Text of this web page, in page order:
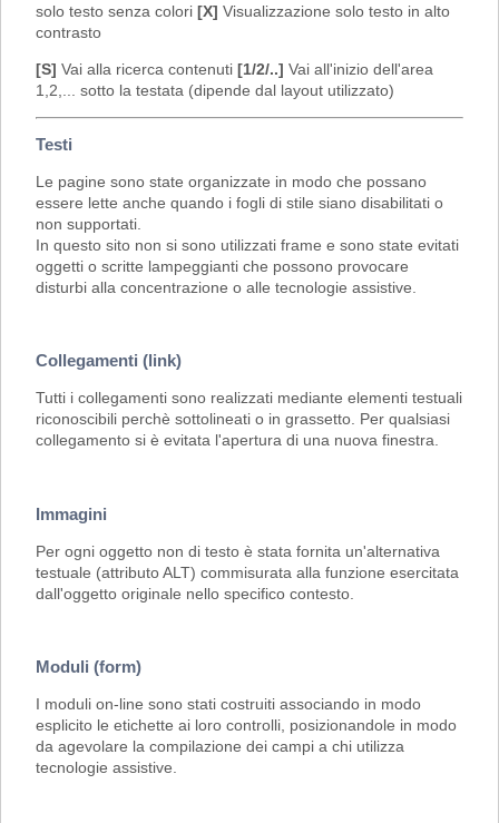
solo testo senza colori [X] Visualizzazione solo testo in alto
contrasto
[S] Vai alla ricerca contenuti [1/2/..] Vai all'inizio dell'area
1,2,... sotto la testata (dipende dal layout utilizzato)
Testi
Le pagine sono state organizzate in modo che possano
essere lette anche quando i fogli di stile siano disabilitati o
non supportati.
In questo sito non si sono utilizzati frame e sono state evitati
oggetti o scritte lampeggianti che possono provocare
disturbi alla concentrazione o alle tecnologie assistive.
Collegamenti (link)
Tutti i collegamenti sono realizzati mediante elementi testuali
riconoscibili perchè sottolineati o in grassetto. Per qualsiasi
collegamento si è evitata l'apertura di una nuova finestra.
Immagini
Per ogni oggetto non di testo è stata fornita un'alternativa
testuale (attributo ALT) commisurata alla funzione esercitata
dall'oggetto originale nello specifico contesto.
Moduli (form)
I moduli on-line sono stati costruiti associando in modo
esplicito le etichette ai loro controlli, posizionandole in modo
da agevolare la compilazione dei campi a chi utilizza
tecnologie assistive.